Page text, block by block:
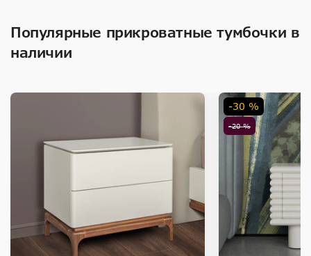
Популярные прикроватные тумбочки в
наличии
-20 %
-30 %